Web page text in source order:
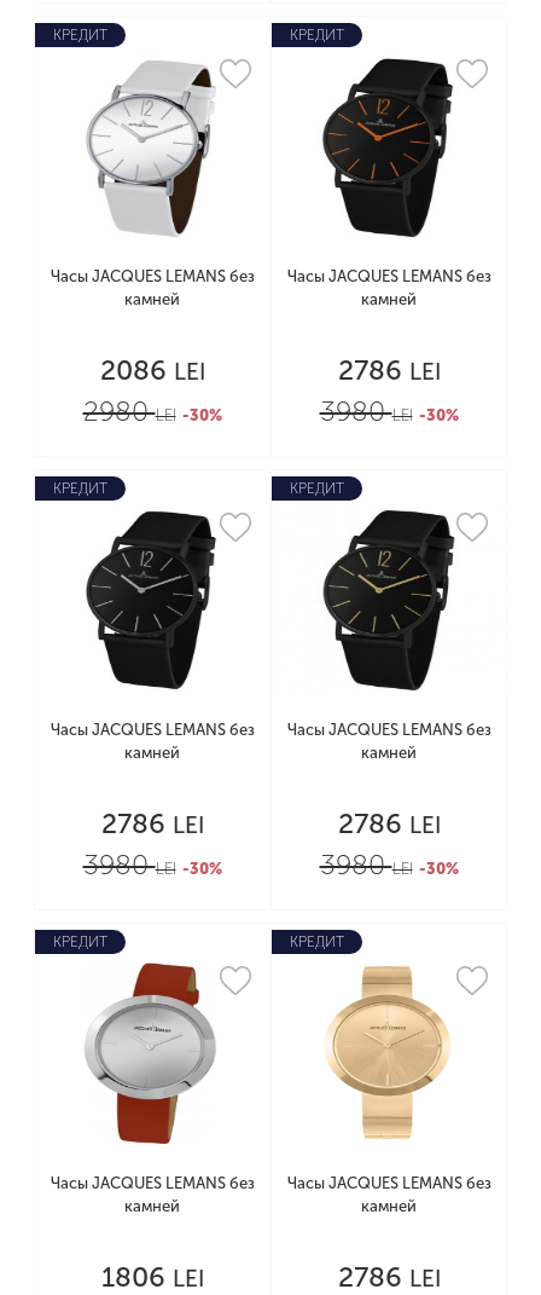
КРЕДИТ
Часы JACQUES LEMANS без
камней
2086 LEI
2980LEI -30%
КРЕДИТ
Часы JACQUES LEMANS без
камней
2786 LEI
3980LEI -30%
КРЕДИТ
Часы JACQUES LEMANS без
камней
2786 LEI
3980LEI -30%
КРЕДИТ
Часы JACQUES LEMANS без
камней
2786 LEI
3980LEI -30%
КРЕДИТ
Часы JACQUES LEMANS без
камней
1806 LEI
КРЕДИТ
Часы JACQUES LEMANS без
камней
2786 LEI